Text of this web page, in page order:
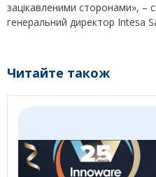
зацікавленими сторонами», –
генеральний директор Intesa
Читайте також